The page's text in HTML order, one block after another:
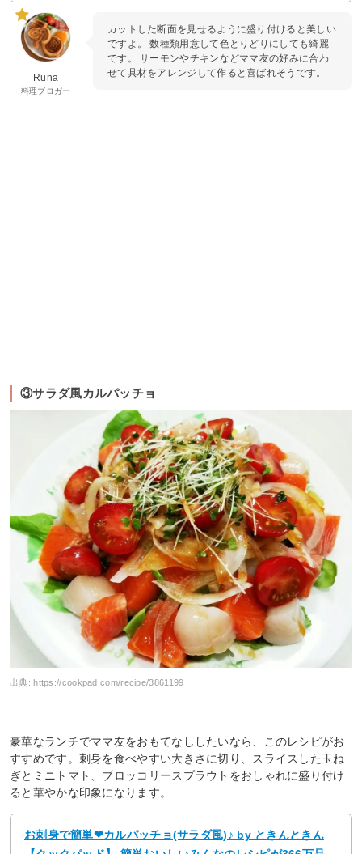
Runa
料理ブロガー
カットした断面を見せるように盛り付けると美しい
ですよ。 数種類用意して色とりどりにしても綺麗
です。 サーモンやチキンなどママ友の好みに合わ
せて具材をアレンジして作ると喜ばれそうです。
③サラダ風カルパッチョ
出典: https://cookpad.com/recipe/3861199
豪華なランチでママ友をおもてなししたいなら、このレシピがお
すすめです。刺身を食べやすい大きさに切り、スライスした玉ね
ぎとミニトマト、ブロッコリースプラウトをおしゃれに盛り付け
ると華やかな印象になります。
お刺身で簡単❤カルパッチョ(サラダ風)♪ by ときんときん